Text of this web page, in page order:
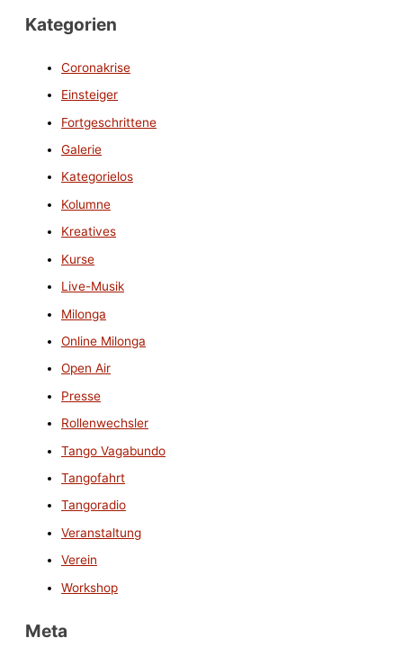
Kategorien
Coronakrise
Einsteiger
Fortgeschrittene
Galerie
Kategorielos
Kolumne
Kreatives
Kurse
Live-Musik
Milonga
Online Milonga
Open Air
Presse
Rollenwechsler
Tango Vagabundo
Tangofahrt
Tangoradio
Veranstaltung
Verein
Workshop
Meta